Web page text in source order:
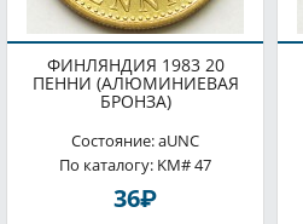
ФИНЛЯНДИЯ 1983 20
ПЕННИ (АЛЮМИНИЕВАЯ
БРОНЗА)
Состояние: aUNC
По каталогу: KM# 47
36P